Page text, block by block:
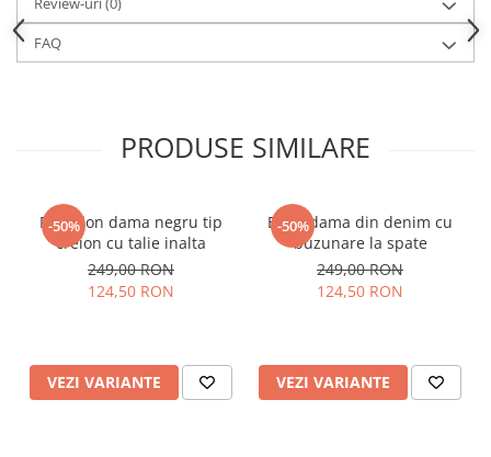
FAQ
PRODUSE SIMILARE
-50%
Pantalon dama negru tip
creion cu talie inalta
249,00 RON
124,50 RON
VEZI VARIANTE
-50%
Blugi dama din denim cu
buzunare la spate
249,00 RON
124,50 RON
VEZI VARIANTE